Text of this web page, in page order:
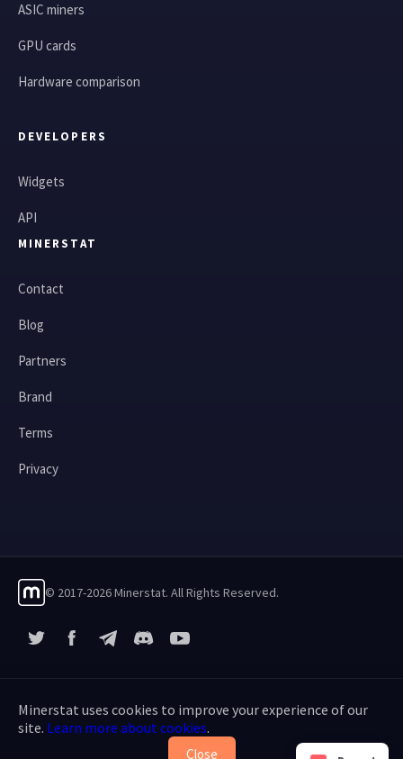
ASIC miners
GPU cards
Hardware comparison
DEVELOPERS
Widgets
API
MINERSTAT
Contact
Blog
Partners
Brand
Terms
Privacy
© 2017-2026 Minerstat. All Rights Reserved.
FacebookTelegramYouTube
Minerstat uses cookies to improve your experience of our
site. Learn more about cookies.
Close